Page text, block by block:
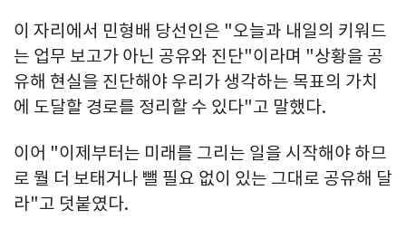
이 자리에서 민형배 당선인은 "오늘과 내일의 키워드
는 업무 보고가 아닌 공유와 진단"이라며 "상황을 공
유해 현실을 진단해야 우리가 생각하는 목표의 가치
에 도달할 경로를 정리할 수 있다"고 말했다.
이어 "이제부터는 미래를 그리는 일을 시작해야 하므
로 뭘 더 보태거나 뺄 필요 없이 있는 그대로 공유해 달
라"고 덧붙였다.